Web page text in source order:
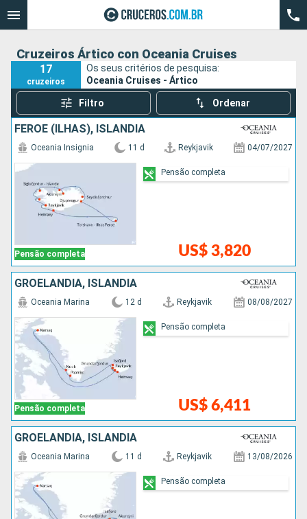
Cruzeiros Ártico con Oceania Cruises
17
cruzeiros
Os seus critérios de pesquisa:
Oceania Cruises - Ártico
Filtro Ordenar
FEROE (ILHAS), ISLÂNDIA
Pensão completa
Oceania Insignia 11 d Reykjavik 04/07/2027
US$ 3,820
Pensão completa
GROELÂNDIA, ISLÂNDIA
Pensão completa
Oceania Marina 12 d Reykjavik 08/08/2027
US$ 6,411
Pensão completa
GROELÂNDIA, ISLÂNDIA
Oceania Marina 11 d Reykjavik 13/08/2026
Pensão completa